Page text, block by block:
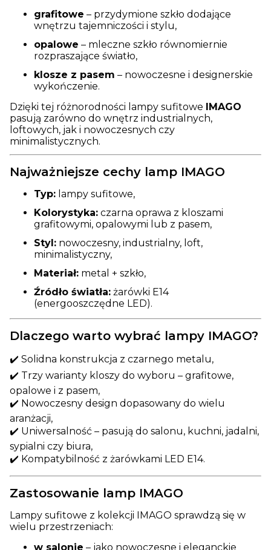
grafitowe – przydymione szkło dodające
wnętrzu tajemniczości i stylu,
opalowe – mleczne szkło równomiernie
rozpraszające światło,
klosze z pasem – nowoczesne i designerskie
wykończenie.
Dzięki tej różnorodności lampy sufitowe IMAGO
pasują zarówno do wnętrz industrialnych,
loftowych, jak i nowoczesnych czy
minimalistycznych.
Najważniejsze cechy lamp IMAGO
Typ: lampy sufitowe,
Kolorystyka: czarna oprawa z kloszami
grafitowymi, opalowymi lub z pasem,
Styl: nowoczesny, industrialny, loft,
minimalistyczny,
Materiał: metal + szkło,
Źródło światła: żarówki E14
(energooszczędne LED).
Dlaczego warto wybrać lampy IMAGO?
✔️ Solidna konstrukcja z czarnego metalu,
✔️ Trzy warianty kloszy do wyboru – grafitowe,
opalowe i z pasem,
✔️ Nowoczesny design dopasowany do wielu
aranżacji,
✔️ Uniwersalność – pasują do salonu, kuchni, jadalni,
sypialni czy biura,
✔️ Kompatybilność z żarówkami LED E14.
Zastosowanie lamp IMAGO
Lampy sufitowe z kolekcji IMAGO sprawdzą się w
wielu przestrzeniach:
w salonie – jako nowoczesne i eleganckie